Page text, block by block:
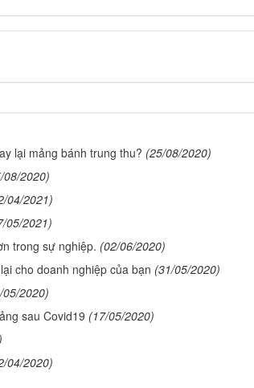
lại mảng bánh trung thu? (25/08/2020)
08/2020)
04/2021)
05/2021)
trong sự nghiệp. (02/06/2020)
cho doanh nghiệp của bạn (31/05/2020)
2020)
sau Covid19 (17/05/2020)
04/2020)